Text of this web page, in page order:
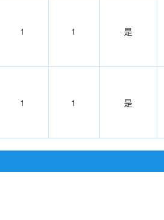
1 1 是
1 1 是